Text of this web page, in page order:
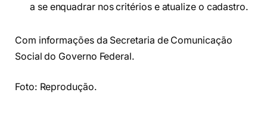
a se enquadrar nos critérios e atualize o cadastro.
Com informações da Secretaria de Comunicação
Social do Governo Federal.
Foto: Reprodução.